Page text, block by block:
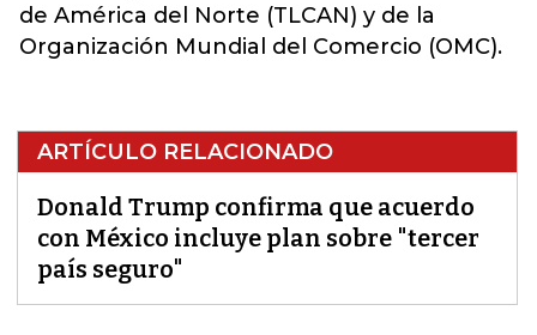
de América del Norte (TLCAN) y de la
Organización Mundial del Comercio (OMC).
ARTÍCULO RELACIONADO
Donald Trump confirma que acuerdo
con México incluye plan sobre "tercer
país seguro"